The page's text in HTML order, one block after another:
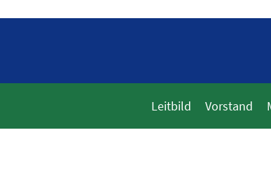
Leitbild Vorstand